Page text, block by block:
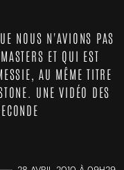
NOUS N'AVIONS PAS
ET QUI EST
AU MÊME TITRE
UNE VIDÉO DES